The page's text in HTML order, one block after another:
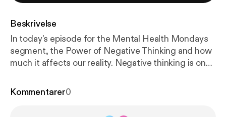
Beskrivelse
In today's episode for the Mental Health Mondays
segment, the Power of Negative Thinking and how
much it affects our reality. Negative thinking is one
our depression. However, the power of thought can
Kommentarer0